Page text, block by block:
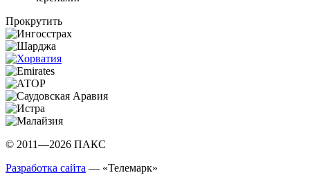
Прокрутить
© 2011—2026 ПАКС
Разработка сайта — «Телемарк»